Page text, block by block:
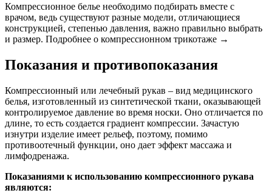
Компрессионное белье необходимо подбирать вместе с
врачом, ведь существуют разные модели, отличающиеся
конструкцией, степенью давления, важно правильно выбрать
и размер. Подробнее о компрессионном трикотаже →
Показания и противопоказания
Компрессионный или лечебный рукав – вид медицинского
белья, изготовленный из синтетической ткани, оказывающей
контролируемое давление во время носки. Оно отличается по
длине, то есть создается градиент компрессии. Зачастую
изнутри изделие имеет рельеф, поэтому, помимо
противоотечный функции, оно дает эффект массажа и
лимфодренажа.
Показаниями к использованию компрессионного рукава
являются: